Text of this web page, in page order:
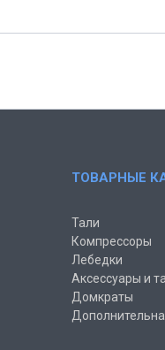
ТОВАРНЫЕ
Тали
Компрессоры
Лебедки
Аксессуары и
Домкраты